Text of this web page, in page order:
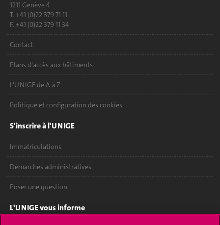
1211 Genève 4
T. +41 (0)22 379 71 11
F. +41 (0)22 379 11 34
Contact
Plans d'accès aux bâtiments
L'UNIGE de A à Z
Politique et configuration des cookies
S'inscrire à l'UNIGE
Immatriculations
Démarches administratives
Poser une question
L'UNIGE vous informe